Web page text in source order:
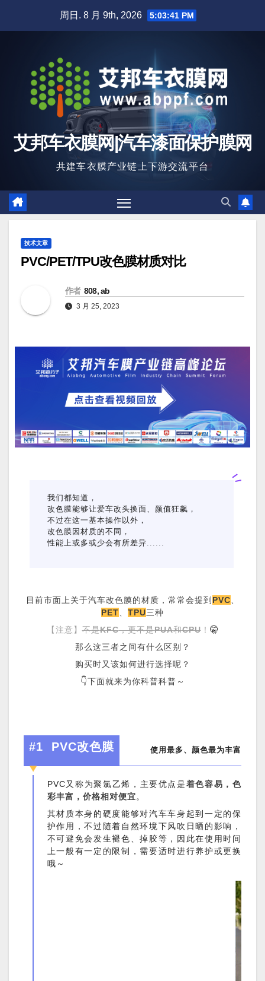
周日. 8 月 9th, 2026 5:03:42 PM
艾邦车衣膜网|汽车漆面保护膜网
共建车衣膜产业链上下游交流平台
技术文章
PVC/PET/TPU改色膜材质对比
作者 808, ab
3 月 25, 2023
我们都知道，
改色膜能够让爱车改头换面、颜值狂飙，
不过在这一基本操作以外，
改色膜因材质的不同，
性能上或多或少会有所差异......
目前市面上关于汽车改色膜的材质，常常会提到 PVC
PET
TPU三种
【注意】不是KFC，更不是PUA和CPU！ 🤫
那么这三者之间有什么区别？
购买时又该如何进行选择呢？
👇下面就来为你科普科普～
#1 PVC改色膜 使用最多、颜色最为丰富
PVC又称为聚氯乙烯，主要优点是着色容易，色
彩丰富，价格相对便宜。
其材质本身的硬度能够对汽车车身起到一定的保
护作用，不过随着自然环境下风吹日晒的影响，
不可避免会发生褪色、掉胶等，因此在使用时间
上一般有一定的限制，需要适时进行养护或更换
哦～